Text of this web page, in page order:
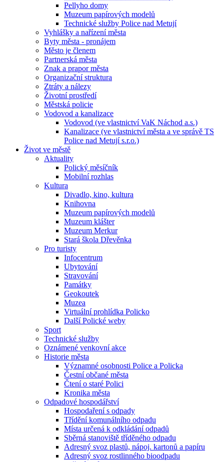
Pellyho domy
Muzeum papírových modelů
Technické služby Police nad Metují
Vyhlášky a nařízení města
Byty města - pronájem
Město je členem
Partnerská města
Znak a prapor města
Organizační struktura
Ztráty a nálezy
Životní prostředí
Městská policie
Vodovod a kanalizace
Vodovod (ve vlastnictví VaK Náchod a.s.)
Kanalizace (ve vlastnictví města a ve správě TS
Police nad Metují s.r.o.)
Život ve městě
Aktuality
Polický měsíčník
Mobilní rozhlas
Kultura
Divadlo, kino, kultura
Knihovna
Muzeum papírových modelů
Muzeum klášter
Muzeum Merkur
Stará škola Dřevěnka
Pro turisty
Infocentrum
Ubytování
Stravování
Památky
Geokoutek
Muzea
Virtuální prohlídka Policko
Další Polické weby
Sport
Technické služby
Oznámené venkovní akce
Historie města
Významné osobnosti Police a Policka
Čestní občané města
Čtení o staré Polici
Kronika města
Odpadové hospodářství
Hospodaření s odpady
Třídění komunálního odpadu
Místa určená k odkládání odpadů
Sběrná stanoviště tříděného odpadu
Adresný svoz plastů, nápoj. kartonů a papíru
Adresný svoz rostlinného bioodpadu